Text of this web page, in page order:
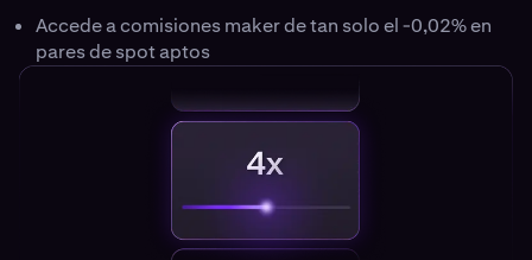
Accede a comisiones maker de tan solo el -0,02% en
pares de spot aptos